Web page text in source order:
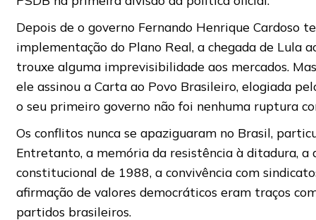
Depois de o governo Fernando Henrique Cardoso
implementação do Plano Real, a chegada de Lula
trouxe alguma imprevisibilidade aos mercados.
ele assinou a Carta ao Povo Brasileiro, elogiada
o seu primeiro governo não foi nenhuma ruptura
Os conflitos nunca se apaziguaram no Brasil,
Entretanto, a memória da resistência à ditadura, a
constitucional de 1988, a convivência com
afirmação de valores democráticos eram traços
partidos brasileiros.